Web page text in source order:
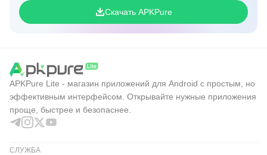
Скачать APKPure
APKPure Lite - магазин приложений для Android с простым, но
эффективным интерфейсом. Открывайте нужные приложения
проще, быстрее и безопаснее.
СЛУЖБА